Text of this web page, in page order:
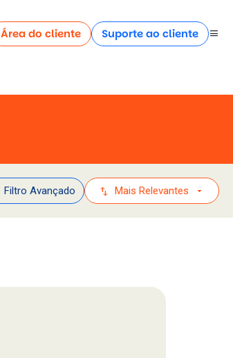
Área do cliente Suporte ao cliente menu
Filtro Avançado swap_vert Mais Relevantes arrow_drop_down